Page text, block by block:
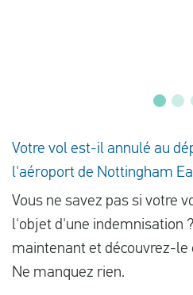
Votre vol est-il annulé au
l'aéroport de Nottingham
Vous ne savez pas si votre
l'objet d'une indemnisation
maintenant et découvrez-le
Ne manquez rien.